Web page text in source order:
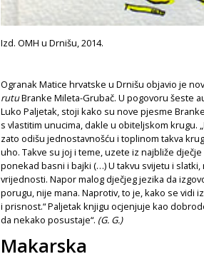
Izd. OMH u Drnišu, 2014.
Ogranak Matice hrvatske u Drnišu objavio je
rutuBranke Mileta-Grubač. U pogovoru šeste
Luko Paljetak, stoji kako su nove pjesme
s vlastitim unucima, dakle u obiteljskom krugu.
zato odišu jednostavnošću i toplinom takva
uho. Takve su joj i teme, uzete iz najbliže
ponekad basni i bajki (…) U takvu svijetu i
vrijednosti. Napor malog dječjeg jezika da
porugu, nije mana. Naprotiv, to je, kako se vidi
i prisnost.“ Paljetak knjigu ocjenjuje kao
da nekako posustaje“. (G. G.)
Makarska